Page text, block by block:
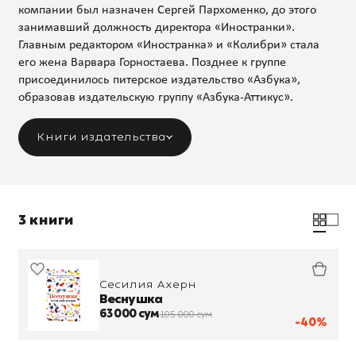
компании был назначен Сергей Пархоменко, до этого
занимавший должность директора «Иностранки».
Главным редактором «Иностранка» и «Колибри» стала
его жена Варвара Горностаева. Позднее к группе
присоединилось питерское издательство «Азбука»,
образовав издательскую группу «Азбука-Аттикус».
Книги издательства
3 книги
-40%
Сесилия Ахерн
Веснушка
63 000 сум105 000 сум